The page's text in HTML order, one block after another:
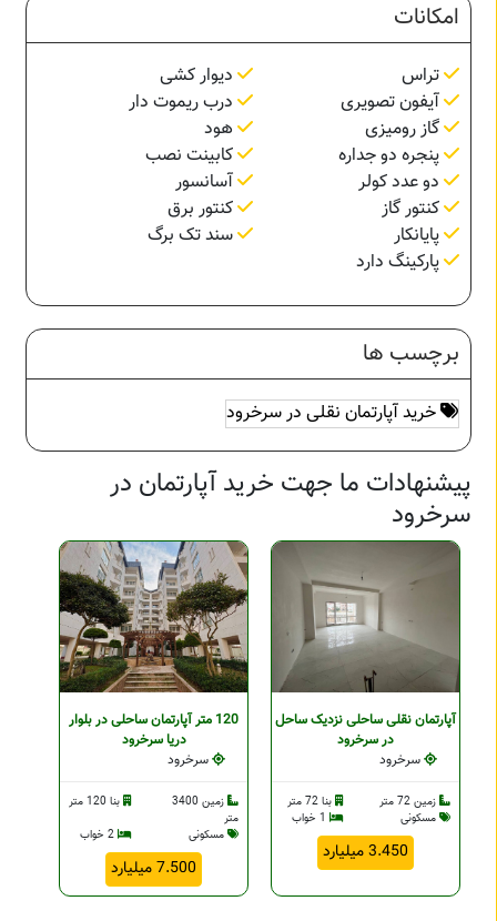
امکانات
تراس
دیوار کشی
آیفون تصویری
درب ریموت دار
گاز رومیزی
هود
پنجره دو جداره
کابینت نصب
دو عدد کولر
آسانسور
کنتور گاز
کنتور برق
پایانکار
سند تک برگ
پارکینگ دارد
برچسب ها
خرید آپارتمان نقلی در سرخرود
پیشنهادات ما جهت خرید آپارتمان در
سرخرود
آپارتمان نقلی ساحلی نزدیک ساحل
در سرخرود
سرخرود
زمین 72 متر
بنا 72 متر
مسکونی
3.450 میلیارد
120 متر آپارتمان ساحلی در بلوار
دریا سرخرود
سرخرود
زمین 3400
متر
بنا 120 متر
مسکونی
2 خواب
7.500 میلیارد